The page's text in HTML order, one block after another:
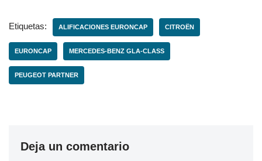
Etiquetas: ALIFICACIONES EURONCAP CITROËN
EURONCAP MERCEDES-BENZ GLA-CLASS
PEUGEOT PARTNER
Deja un comentario